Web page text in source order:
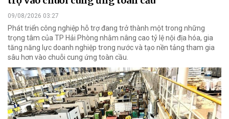
09/08/2026 03:27
Phát triển công nghiệp hỗ trợ đang trở thành một trong những
trọng tâm của TP Hải Phòng nhằm nâng cao tỷ lệ nội địa hóa, gia
tăng năng lực doanh nghiệp trong nước và tạo nền tảng tham gia
sâu hơn vào chuỗi cung ứng toàn cầu.